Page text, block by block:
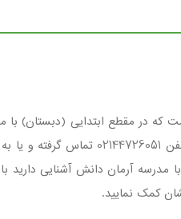
در استان تهران ، شهر تهران منطقه 5 محدوده شهرک گلستان است که در
فرزندان عزیز شما اولیاء گرامی می باشد . جهت کسب اطلاع ازشرایط ثبت
در صورتی که با مدرسه آرمان دانش
کمک نمایید.